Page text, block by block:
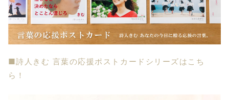
■詩人きむ 言葉の応援ポストカードシリーズはこち
ら！